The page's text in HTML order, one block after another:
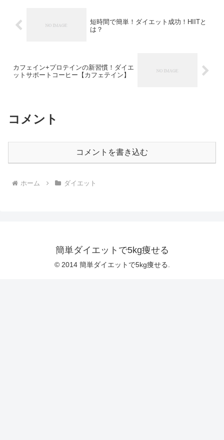
短時間で簡単！ダイエット成功！HIITと
は？
カフェイン+プロテインの新習慣！ダイエ
ットサポートコーヒー【カフェテイン】
コメント
コメントを書き込む
ホーム ダイエット
簡単ダイエットで5kg痩せる
© 2014 簡単ダイエットで5kg痩せる.